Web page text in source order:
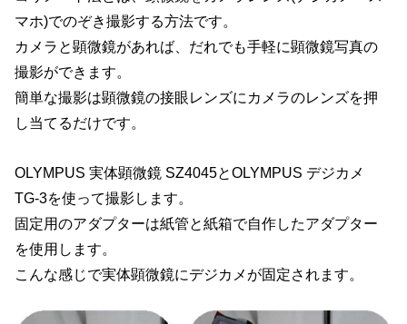
tt
er
er
e
st
e
c
e
b
o
マホ)でのぞき撮影する方法です。
カメラと顕微鏡があれば、だれでも手軽に顕微鏡写真の
撮影ができます。
簡単な撮影は顕微鏡の接眼レンズにカメラのレンズを押
し当てるだけです。
OLYMPUS 実体顕微鏡 SZ4045とOLYMPUS デジカメ
TG-3を使って撮影します。
固定用のアダプターは紙管と紙箱で自作したアダプター
を使用します。
こんな感じで実体顕微鏡にデジカメが固定されます。